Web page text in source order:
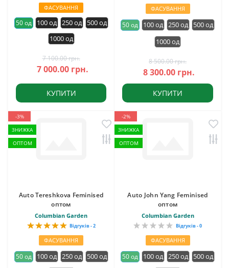
ФАСУВАННЯ
50 од 100 од 250 од
500 од
1000 од
7 100.00 грн.
7 000.00 грн.
КУПИТИ
ФАСУВАННЯ
50 од 100 од 250 од
500 од
1000 од
8 500.00 грн.
8 300.00 грн.
КУПИТИ
-3%
ЗНИЖКА
ОПТОМ
Auto Tereshkova Feminised
оптом
Columbian Garden
Відгуків - 2
ФАСУВАННЯ
50 од 100 од 250 од
500 од
-2%
ЗНИЖКА
ОПТОМ
Auto John Yang Feminised
оптом
Columbian Garden
Відгуків - 0
ФАСУВАННЯ
50 од 100 од 250 од
500 од